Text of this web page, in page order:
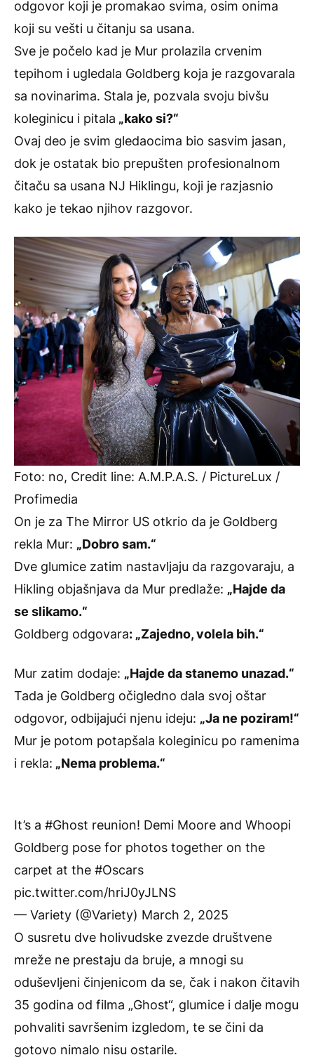
odgovor koji je promakao svima, osim onima
koji su vešti u čitanju sa usana.
Sve je počelo kad je Mur prolazila crvenim
tepihom i ugledala Goldberg koja je razgovarala
sa novinarima. Stala je, pozvala svoju bivšu
koleginicu i pitala „kako si?“
Ovaj deo je svim gledaocima bio sasvim jasan,
dok je ostatak bio prepušten profesionalnom
čitaču sa usana NJ Hiklingu, koji je razjasnio
kako je tekao njihov razgovor.
Foto: no, Credit line: A.M.P.A.S. / PictureLux /
Profimedia
On je za The Mirror US otkrio da je Goldberg
rekla Mur: „Dobro sam.“
Dve glumice zatim nastavljaju da razgovaraju, a
Hikling objašnjava da Mur predlaže: „Hajde da
se slikamo.“
Goldberg odgovara: „Zajedno, volela bih.“
Mur zatim dodaje: „Hajde da stanemo unazad.“
Tada je Goldberg očigledno dala svoj oštar
odgovor, odbijajući njenu ideju: „Ja ne poziram!“
Mur je potom potapšala koleginicu po ramenima
i rekla: „Nema problema.“
It’s a #Ghost reunion! Demi Moore and Whoopi
Goldberg pose for photos together on the
carpet at the #Oscars
pic.twitter.com/hriJ0yJLNS
— Variety (@Variety) March 2, 2025
O susretu dve holivudske zvezde društvene
mreže ne prestaju da bruje, a mnogi su
oduševljeni činjenicom da se, čak i nakon čitavih
35 godina od filma „Ghost“, glumice i dalje mogu
pohvaliti savršenim izgledom, te se čini da
gotovo nimalo nisu ostarile.